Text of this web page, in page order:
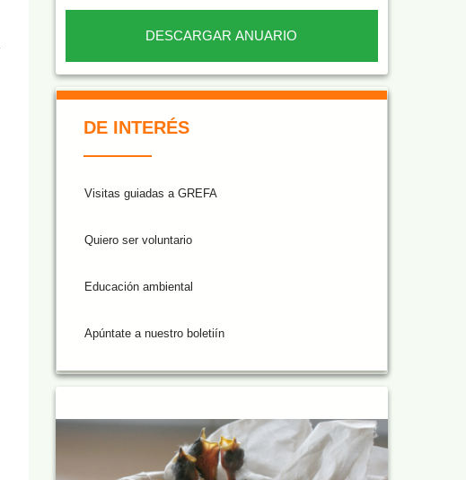
DESCARGAR ANUARIO
DE INTERÉS
Visitas guiadas a GREFA
Quiero ser voluntario
Educación ambiental
Apúntate a nuestro boletiín